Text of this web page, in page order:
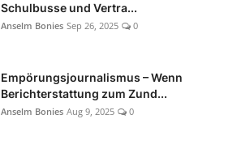
Schulbusse und Vertra...
Anselm Bonies Sep 26, 2025 0
Empörungsjournalismus – Wenn
Berichterstattung zum Zund...
Anselm Bonies Aug 9, 2025 0